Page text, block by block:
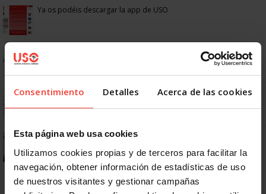
Consentimiento Detalles Acerca de las cookies
Esta página web usa cookies
Utilizamos cookies propias y de terceros para facilitar la
navegación, obtener información de estadísticas de uso
de nuestros visitantes y gestionar campañas
Ya os podéis descargar la app de USO
No: si un festivo cae en sábado, no tienen por qué darte un día
libre
Dudas frecuentes sobre las vacaciones
¿Puedo viajar estando de baja?